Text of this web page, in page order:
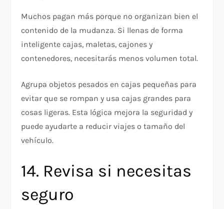
Muchos pagan más porque no organizan bien el
contenido de la mudanza. Si llenas de forma
inteligente cajas, maletas, cajones y
contenedores, necesitarás menos volumen total.
Agrupa objetos pesados en cajas pequeñas para
evitar que se rompan y usa cajas grandes para
cosas ligeras. Esta lógica mejora la seguridad y
puede ayudarte a reducir viajes o tamaño del
vehículo.
14. Revisa si necesitas
seguro